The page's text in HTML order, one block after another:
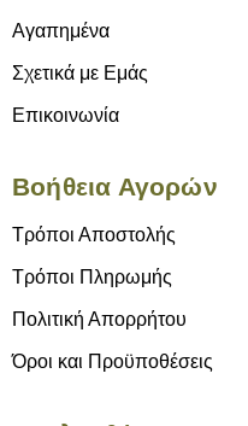
Αγαπημένα
Σχετικά με Εμάς
Επικοινωνία
Βοήθεια Αγορών
Τρόποι Αποστολής
Τρόποι Πληρωμής
Πολιτική Απορρήτου
Όροι και Προϋποθέσεις